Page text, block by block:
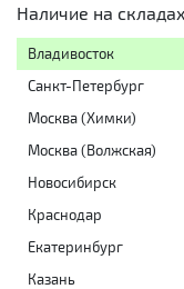
Наличие на
Владивосток
Санкт-Петербург
Москва (Химки)
Москва (Волжская)
Новосибирск
Краснодар
Екатеринбург
Казань